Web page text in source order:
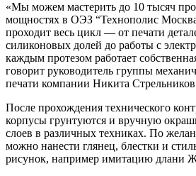
«Мы можем мастерить до 10 тысяч
мощностях в ОЭЗ “Технополис
проходит весь цикл — от печати
силиконовых долей до работы с
каждым протезом работает
говорит руководитель группы
печати компании Никита
После прохождения технического
корпусы грунтуются и вручную
слоев в различных техниках. По
можно нанести глянец, блестки и
рисунок, например имитацию длани